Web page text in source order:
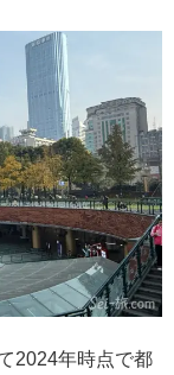
2024年時点で都